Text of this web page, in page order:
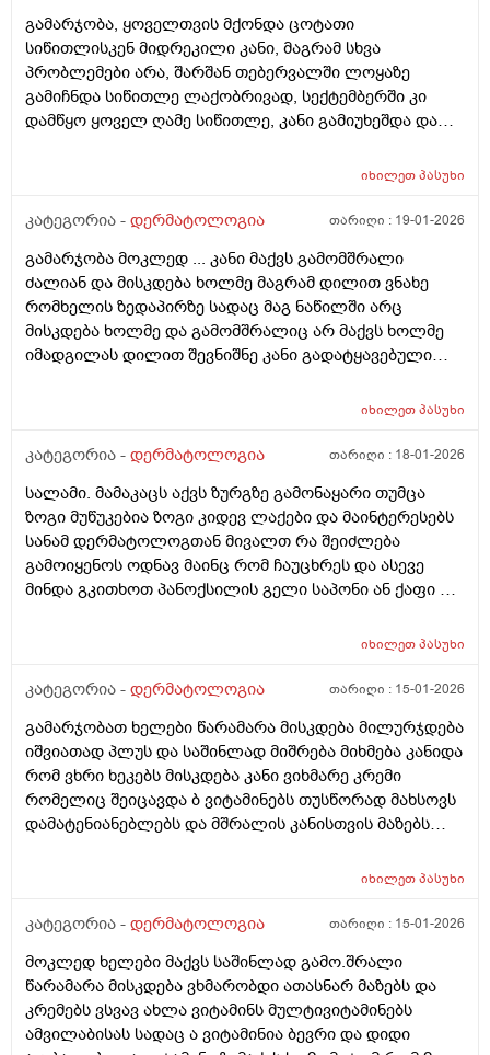
როგორი ტიპის მოვლას მირჩევთ ვარ 17 წლის ბიჭი
ბევრი სხვადასხვა დეზოდორანტი მიხმარია და
აღმოვაჩინე რო დეზოდორანტებში არ არის საქმე
არამედ ჩემს მარცხენა იღლიაშია. მადლობა წინასწარ
პასუხისთვის
გამარჯობა, ყოველთვის მქონდა ცოტათი
სიწითლისკენ მიდრეკილი კანი, მაგრამ სხვა
პრობლემები არა, შარშან თებერვალში ლოყაზე
გამიჩნდა სიწითლე ლაქობრივად, სექტემბერში კი
დამწყო ყოველ ღამე სიწითლე, კანი გამიუხეშდა და
საწინააღმდეგო სახის დასააბნი 6 კვირის მანძილზე,
ამასთან ერთად ავენის ტოლარენს კონტროლი,
რაც დავიწყე მკურნალობა საშინლად მომემატა
ლოყებზე გამონაყარი, სხაბოლოოდ დავიწყე
დოქსიციკლინის 100 მგ დალევა უკვე 10 დღეზე მეტია
და სახე უფრო ჩაწყნარდა, რა ვქნა როდის შევწყვიტო
დალევა?
იხილეთპასუხი
კატეგორია - დერმატოლოგია თარიღი : 19-01-2026
გამარჯობა მოკლედ ... კანი მაქვს გამომშრალი
ძალიან და მისკდება ხოლმე მაგრამ დილით ვნახე
რომხელის ზედაპირზე სადაც მაგ ნაწილში არც
მისკდება ხოლმე და გამომშრალიც არ მაქვს ხოლმე
იმადგილას დილით შევნიშნე კანი გადატყავებული
გამჭროდა და რაგაცა მაგრამ ეს პატარა მერე
თხლად კანზე რა შეიძლება იყოს
იხილეთპასუხი
კატეგორია - დერმატოლოგია თარიღი : 18-01-2026
სალამი. მამაკაცს აქვს ზურგზე გამონაყარი თუმცა
ზოგი მუწუკებია ზოგი კიდევ ლაქები და მაინტერესებს
სანამ დერმატოლოგთან მივალთ რა შეიძლება
გამოიყენოს ოდნავ მაინც რომ ჩაუცხრეს და ასევე
მინდა გკითხოთ პანოქსილის გელი საპონი ან ქაფი თუ
იხილეთპასუხი
კატეგორია - დერმატოლოგია თარიღი : 15-01-2026
გამარჯობათ ხელები წარამარა მისკდება მილურჯდება
იშვიათად პლუს და საშინლად მიშრება მიხმება კანიდა
რომ ვხრი ხეკებს მისკდება კანი ვიხმარე კრემი
რომელიც შეიცავდა ბ ვიტამინებს თუსწორად მახსოვს
დამატენიანებლებს და მშრალის კანისთვის მაზებს
გამომწვევი მიზეზები ხშირი ხელების ბანვის გარდა და
გამომწვევი მიზეზები ან რა სხვა დაავადებები
კრემი
იხილეთპასუხი
კატეგორია - დერმატოლოგია თარიღი : 15-01-2026
მოკლედ ხელები მაქვს საშინლად გამო.შრალი
წარამარა მისკდება ვხმარობდი ათასნარ მაზებს და
კრემებს ვსვავ ახლა ვიტამინს მულტივიტამინებს
ამვილაბისას სადაც ა ვიტამინია ბევრი და დიდი